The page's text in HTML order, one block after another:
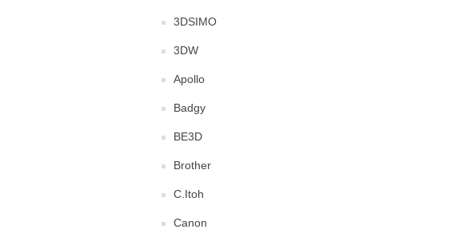
3DSIMO
3DW
Apollo
Badgy
BE3D
Brother
C.Itoh
Canon